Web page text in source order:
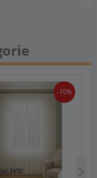
-10%